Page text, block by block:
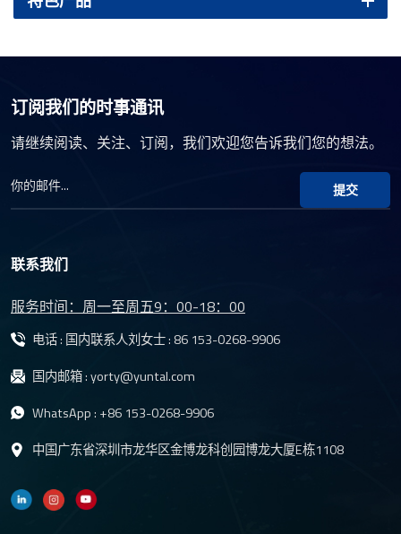
订阅我们的时事通讯
请继续阅读、关注、订阅，我们欢迎您告诉我们您的想法。
提交
联系我们
服务时间：周一至周五9：00-18：00
电话 : 国内联系人刘女士 :86 153-0268-9906
国内邮箱 :yorty@yuntal.com
WhatsApp : +86 153-0268-9906
中国广东省深圳市龙华区金博龙科创园博龙大厦E栋1108